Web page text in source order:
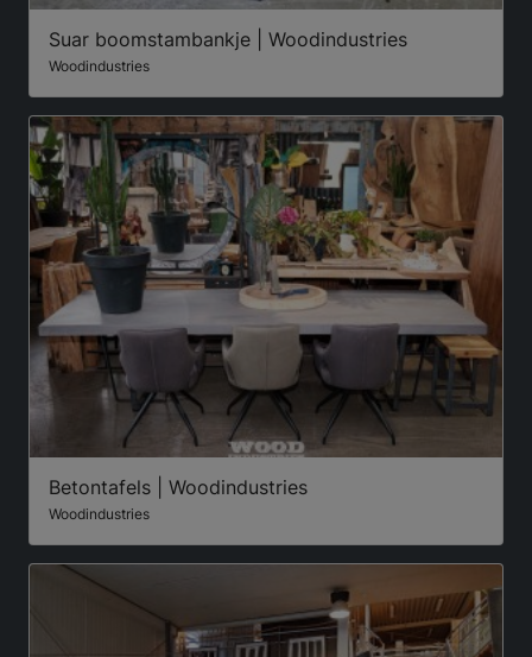
Suar boomstambankje | Woodindustries
Woodindustries
Betontafels | Woodindustries
Woodindustries